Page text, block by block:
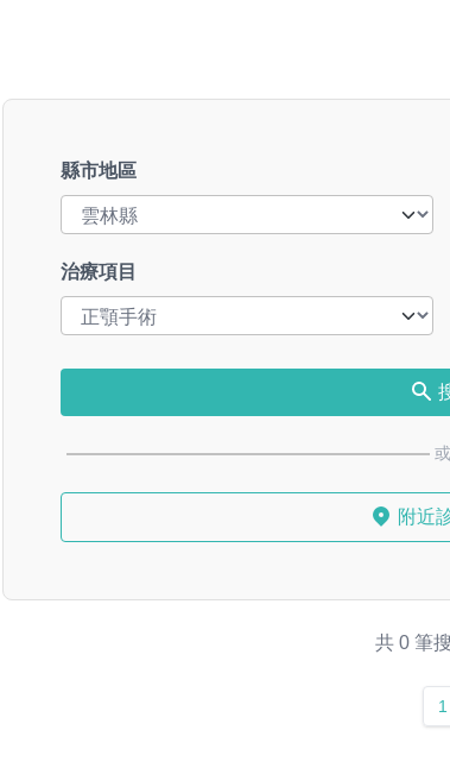
縣市地區
治療項目
或
附近
共 0 筆
1